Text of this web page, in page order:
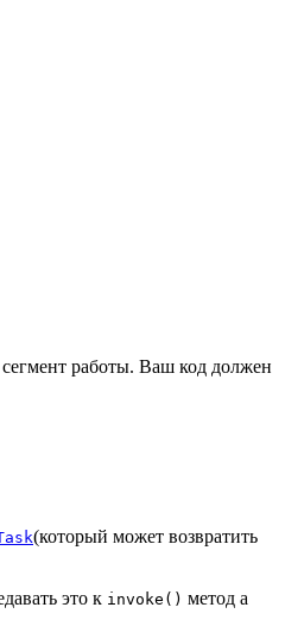
работы. Ваш код должен
(который может возвратить
это к invoke() метод a